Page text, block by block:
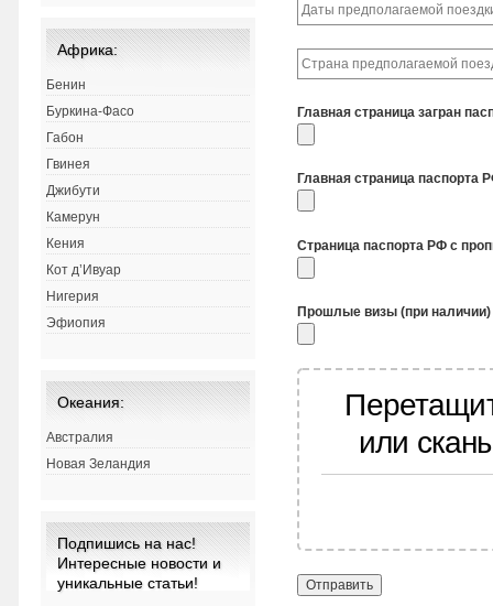
Главная страница загран
Главная страница паспорта
Страница паспорта РФ с
Прошлые визы (при наличии)
или
Африка:
Бенин
Буркина-Фасо
Габон
Гвинея
Джибути
Камерун
Кения
Кот д’Ивуар
Нигерия
Эфиопия
Океания:
Австралия
Новая Зеландия
Подпишись на нас!
Интересные новости и
уникальные статьи!